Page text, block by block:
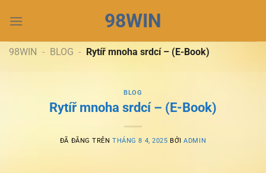
đến
dung
98WIN
98WIN - BLOG - Rytíř mnoha srdcí – (E-Book)
BLOG
Rytíř mnoha srdcí – (E-Book)
ĐÃ ĐĂNG TRÊNTHÁNG 8 4, 2025 BỞIADMIN